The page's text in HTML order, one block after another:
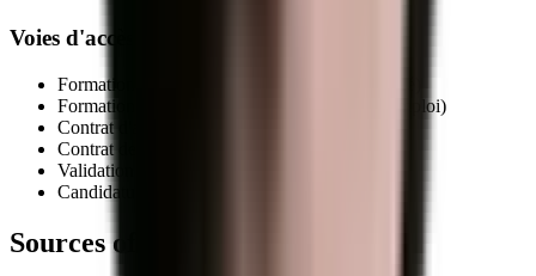
Voies d'accès au titre professionnel
Formation initiale (en centre de formation agréé)
Formation continue (salariés, demandeurs d'emploi)
Contrat d'apprentissage
Contrat de professionnalisation
Validation des Acquis de l'Expérience (VAE)
Candidature libre auprès d'un centre habilité
Sources officielles et références